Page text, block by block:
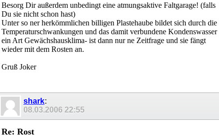
Besorg Dir außerdem unbedingt eine atmungsaktive Faltgarage! (falls
Du sie nicht schon hast)
Unter so ner herkömmlichen billigen Plastehaube bildet sich durch die
Temperaturschwankungen und das damit verbundene Kondenswasser
ein Art Gewächshausklima- ist dann nur ne Zeitfrage und sie fängt
wieder mit dem Rosten an.
Gruß Joker
shark:
08.03.2006 22:55
Re: Rost